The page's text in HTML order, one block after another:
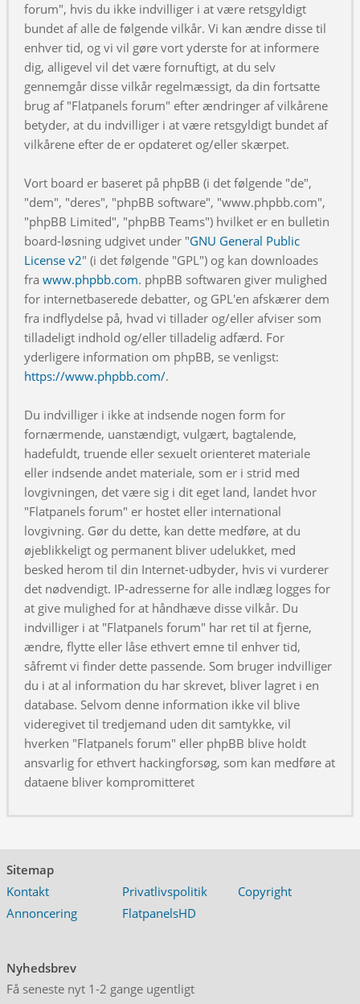
forum", hvis du ikke indvilliger i at være retsgyldigt
bundet af alle de følgende vilkår. Vi kan ændre disse til
enhver tid, og vi vil gøre vort yderste for at informere
dig, alligevel vil det være fornuftigt, at du selv
gennemgår disse vilkår regelmæssigt, da din fortsatte
brug af "Flatpanels forum" efter ændringer af vilkårene
betyder, at du indvilliger i at være retsgyldigt bundet af
vilkårene efter de er opdateret og/eller skærpet.
Vort board er baseret på phpBB (i det følgende "de",
"dem", "deres", "phpBB software", "www.phpbb.com",
"phpBB Limited", "phpBB Teams") hvilket er en bulletin
board-løsning udgivet under "GNU General Public
License v2" (i det følgende "GPL") og kan downloades
fra www.phpbb.com. phpBB softwaren giver mulighed
for internetbaserede debatter, og GPL'en afskærer dem
fra indflydelse på, hvad vi tillader og/eller afviser som
tilladeligt indhold og/eller tilladelig adfærd. For
yderligere information om phpBB, se venligst:
https://www.phpbb.com/.
Du indvilliger i ikke at indsende nogen form for
fornærmende, uanstændigt, vulgært, bagtalende,
hadefuldt, truende eller sexuelt orienteret materiale
eller indsende andet materiale, som er i strid med
lovgivningen, det være sig i dit eget land, landet hvor
"Flatpanels forum" er hostet eller international
lovgivning. Gør du dette, kan dette medføre, at du
øjeblikkeligt og permanent bliver udelukket, med
besked herom til din Internet-udbyder, hvis vi vurderer
det nødvendigt. IP-adresserne for alle indlæg logges for
at give mulighed for at håndhæve disse vilkår. Du
indvilliger i at "Flatpanels forum" har ret til at fjerne,
ændre, flytte eller låse ethvert emne til enhver tid,
såfremt vi finder dette passende. Som bruger indvilliger
du i at al information du har skrevet, bliver lagret i en
database. Selvom denne information ikke vil blive
videregivet til tredjemand uden dit samtykke, vil
hverken "Flatpanels forum" eller phpBB blive holdt
ansvarlig for ethvert hackingforsøg, som kan medføre at
dataene bliver kompromitteret
Sitemap
Kontakt
Privatlivspolitik
Copyright
Annoncering
FlatpanelsHD
Nyhedsbrev
Få seneste nyt 1-2 gange ugentligt